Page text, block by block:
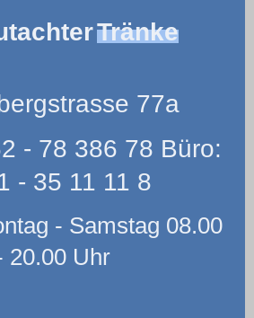
Tränke
77a
- 78 386 78 Büro:
- 35 11 11 8
- Samstag 08.00
20.00 Uhr